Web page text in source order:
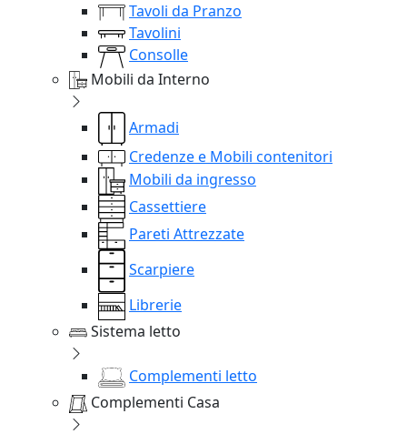
Tavoli da Pranzo
Tavolini
Consolle
Mobili da Interno
Armadi
Credenze e Mobili contenitori
Mobili da ingresso
Cassettiere
Pareti Attrezzate
Scarpiere
Librerie
Sistema letto
Complementi letto
Complementi Casa